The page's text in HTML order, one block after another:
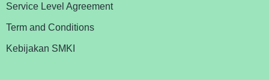
Service Level Agreement
Term and Conditions
Kebijakan SMKI